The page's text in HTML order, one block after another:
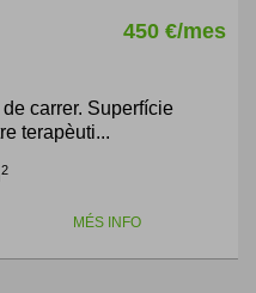
450 €/mes
carrer. Superfície
terapèuti...
2
MÉS INFO